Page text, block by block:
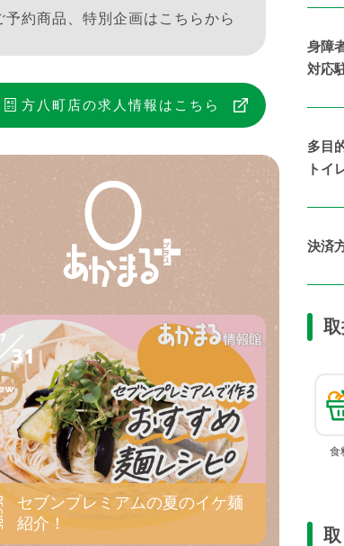
予約商品、特別企画はこちらから
方八町店の求人情報はこちら
7
31
セブンプレミアムの夏のイケ麺
紹介！
身障
対応
多目
トイ
決済
食